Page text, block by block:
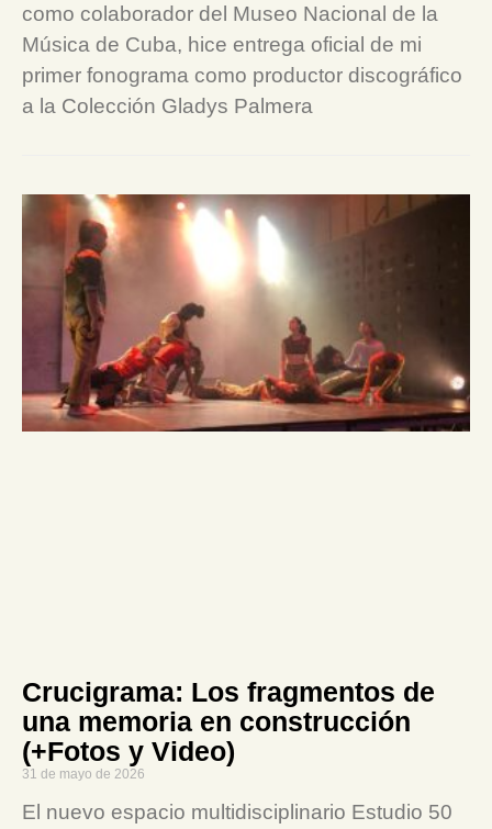
como colaborador del Museo Nacional de la
Música de Cuba, hice entrega oficial de mi
primer fonograma como productor discográfico
a la Colección Gladys Palmera
Crucigrama: Los fragmentos de
una memoria en construcción
(+Fotos y Video)
31 de mayo de 2026
El nuevo espacio multidisciplinario Estudio 50